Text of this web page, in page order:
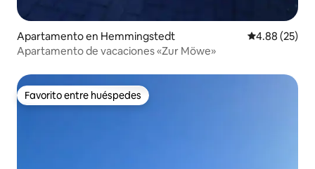
Apartamento en Hemmingstedt Calificación
4.88 (25)
Apartamento de vacaciones «Zur Möwe»
Favorito entre huéspedes
Favorito entre huéspedes